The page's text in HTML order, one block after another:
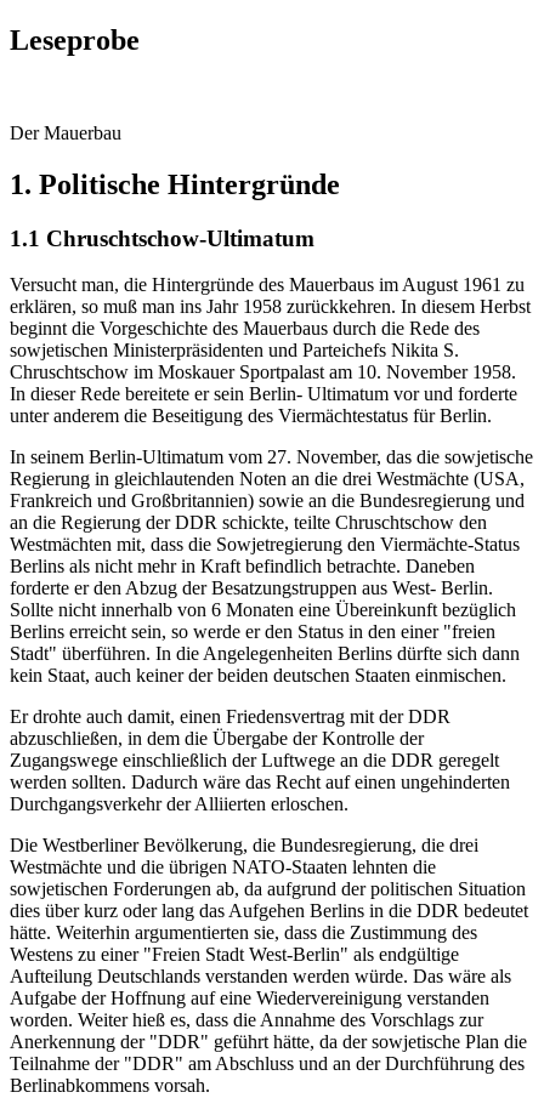
Leseprobe
Der Mauerbau
1. Politische Hintergründe
1.1 Chruschtschow-Ultimatum
Versucht man, die Hintergründe des Mauerbaus im August 1961 zu
erklären, so muß man ins Jahr 1958 zurückkehren. In diesem Herbst
beginnt die Vorgeschichte des Mauerbaus durch die Rede des
sowjetischen Ministerpräsidenten und Parteichefs Nikita S.
Chruschtschow im Moskauer Sportpalast am 10. November 1958.
In dieser Rede bereitete er sein Berlin- Ultimatum vor und forderte
unter anderem die Beseitigung des Viermächtestatus für Berlin.
In seinem Berlin-Ultimatum vom 27. November, das die sowjetische
Regierung in gleichlautenden Noten an die drei Westmächte (USA,
Frankreich und Großbritannien) sowie an die Bundesregierung und
an die Regierung der DDR schickte, teilte Chruschtschow den
Westmächten mit, dass die Sowjetregierung den Viermächte-Status
Berlins als nicht mehr in Kraft befindlich betrachte. Daneben
forderte er den Abzug der Besatzungstruppen aus West- Berlin.
Sollte nicht innerhalb von 6 Monaten eine Übereinkunft bezüglich
Berlins erreicht sein, so werde er den Status in den einer "freien
Stadt" überführen. In die Angelegenheiten Berlins dürfte sich dann
kein Staat, auch keiner der beiden deutschen Staaten einmischen.
Er drohte auch damit, einen Friedensvertrag mit der DDR
abzuschließen, in dem die Übergabe der Kontrolle der
Zugangswege einschließlich der Luftwege an die DDR geregelt
werden sollten. Dadurch wäre das Recht auf einen ungehinderten
Durchgangsverkehr der Alliierten erloschen.
Die Westberliner Bevölkerung, die Bundesregierung, die drei
Westmächte und die übrigen NATO-Staaten lehnten die
sowjetischen Forderungen ab, da aufgrund der politischen Situation
dies über kurz oder lang das Aufgehen Berlins in die DDR bedeutet
hätte. Weiterhin argumentierten sie, dass die Zustimmung des
Westens zu einer "Freien Stadt West-Berlin" als endgültige
Aufteilung Deutschlands verstanden werden würde. Das wäre als
Aufgabe der Hoffnung auf eine Wiedervereinigung verstanden
worden. Weiter hieß es, dass die Annahme des Vorschlags zur
Anerkennung der "DDR" geführt hätte, da der sowjetische Plan die
Teilnahme der "DDR" am Abschluss und an der Durchführung des
Berlinabkommens vorsah.